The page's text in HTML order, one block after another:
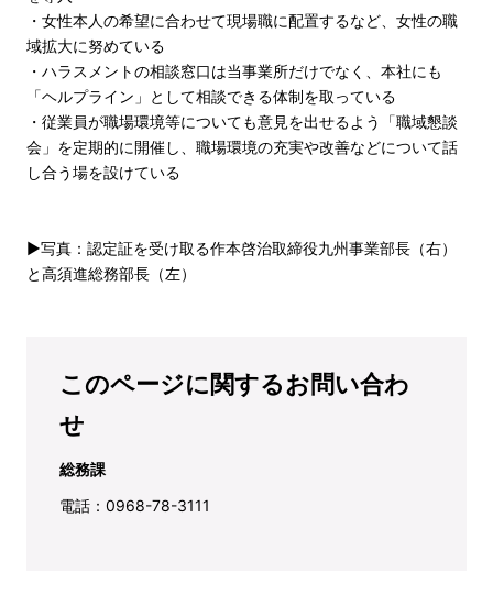
・女性本人の希望に合わせて現場職に配置するなど、女性の職
域拡大に努めている
・ハラスメントの相談窓口は当事業所だけでなく、本社にも
「ヘルプライン」として相談できる体制を取っている
・従業員が職場環境等についても意見を出せるよう「職域懇談
会」を定期的に開催し、職場環境の充実や改善などについて話
し合う場を設けている
▶写真：認定証を受け取る作本啓治取締役九州事業部長（右）
と高須進総務部長（左）
このページに関するお問い合わ
せ
総務課
電話：0968-78-3111